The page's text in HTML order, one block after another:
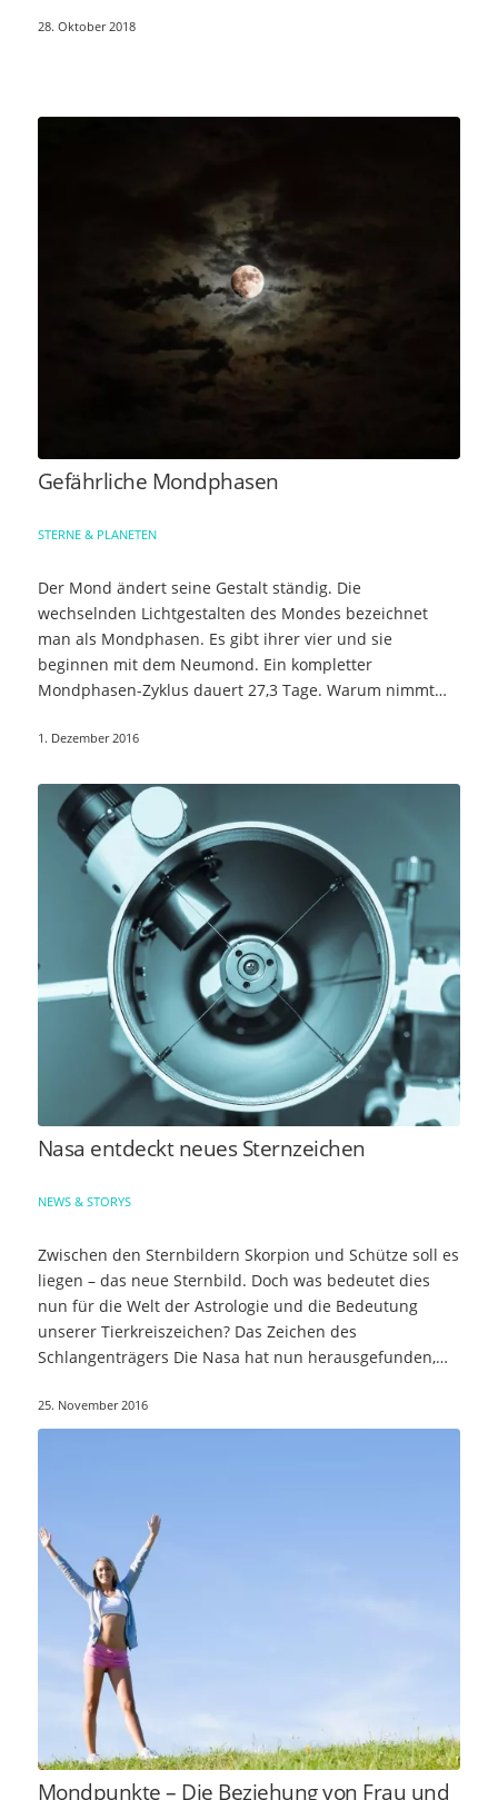
28. Oktober 2018
Gefährliche Mondphasen
STERNE & PLANETEN
Der Mond ändert seine Gestalt ständig. Die
wechselnden Lichtgestalten des Mondes bezeichnet
man als Mondphasen. Es gibt ihrer vier und sie
beginnen mit dem Neumond. Ein kompletter
Mondphasen-Zyklus dauert 27,3 Tage. Warum nimmt
1. Dezember 2016
Nasa entdeckt neues Sternzeichen
NEWS & STORYS
Zwischen den Sternbildern Skorpion und Schütze soll es
liegen – das neue Sternbild. Doch was bedeutet dies
nun für die Welt der Astrologie und die Bedeutung
unserer Tierkreiszeichen? Das Zeichen des
Schlangenträgers Die Nasa hat nun herausgefunden,…
25. November 2016
Mondpunkte – Die Beziehung von Frau und